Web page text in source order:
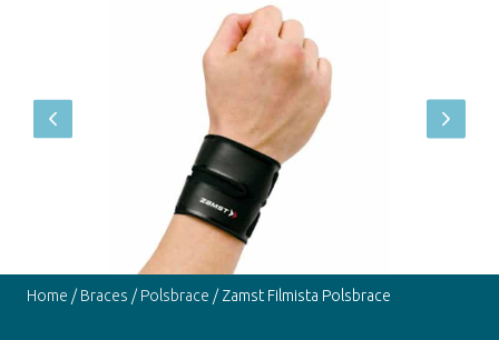
Home / Braces / Polsbrace / Zamst Filmista Polsbrace